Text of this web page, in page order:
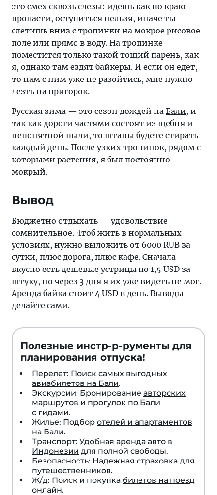
это смех сквозь слезы: идешь как по краю
пропасти, оступиться нельзя, иначе ты
слетишь вниз с тропинки на мокрое рисовое
поле или прямо в воду. На тропинке
поместится только такой тощий парень, как
я, однако там ездят байкеры. И если он едет,
то нам с ним уже не разойтись, мне нужно
лезть на пригорок.
Русская зима — это сезон дождей на Бали, и
так как дороги частями состоят из щебня и
непонятной пыли, то штаны будете стирать
каждый день. После узких тропинок, рядом с
которыми растения, я был постоянно
мокрый.
Вывод
Бюджетно отдыхать — удовольствие
сомнительное. Чтоб жить в нормальных
условиях, нужно выложить от 6000 RUB за
сутки, плюс дорога, плюс кафе. Сначала
вкусно есть дешевые устрицы по 1,5 USD за
штуку, но через 3 дня я их уже видеть не мог.
Аренда байка стоит 4 USD в день. Выводы
делайте сами.
Полезные инстр-р-рументы для
планирования отпуска!
Перелет: Поиск самых выгодных
авиабилетов на Бали.
Экскурсии: Бронирование авторских
маршрутов и прогулок по Бали
с гидами.
Жилье: Подбор отелей и апартаментов
на Бали.
Транспорт: Удобная аренда авто в
Индонезии для полной свободы.
Безопасность: Надежная страховка для
путешественников.
Ж/д: Поиск и покупка билетов на поезд
онлайн.